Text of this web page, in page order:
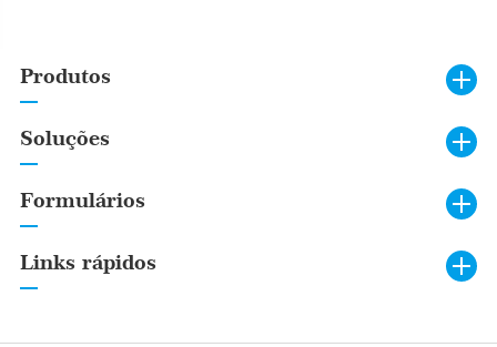
Produtos
Soluções
Formulários
Links rápidos